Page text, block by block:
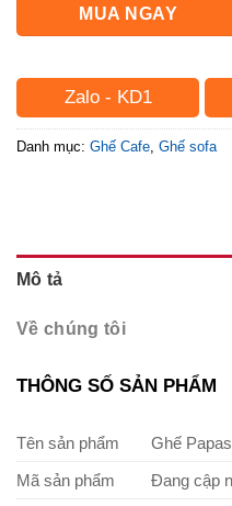
MUA NGAY
Zalo - KD1
Danh mục: Ghế Cafe Ghế sofa
Mô tả
Về chúng tôi
THÔNG SỐ SẢN PHẨM
Tên sản phẩm
Ghế
Mã sản phẩm
Đang cập